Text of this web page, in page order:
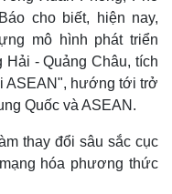
cho biết, hiện nay,
mô hình phát triển
- Quảng Châu, tích
ASEAN", hướng tới trở
Quốc và ASEAN.
thay đổi sâu sắc cục
hóa phương thức